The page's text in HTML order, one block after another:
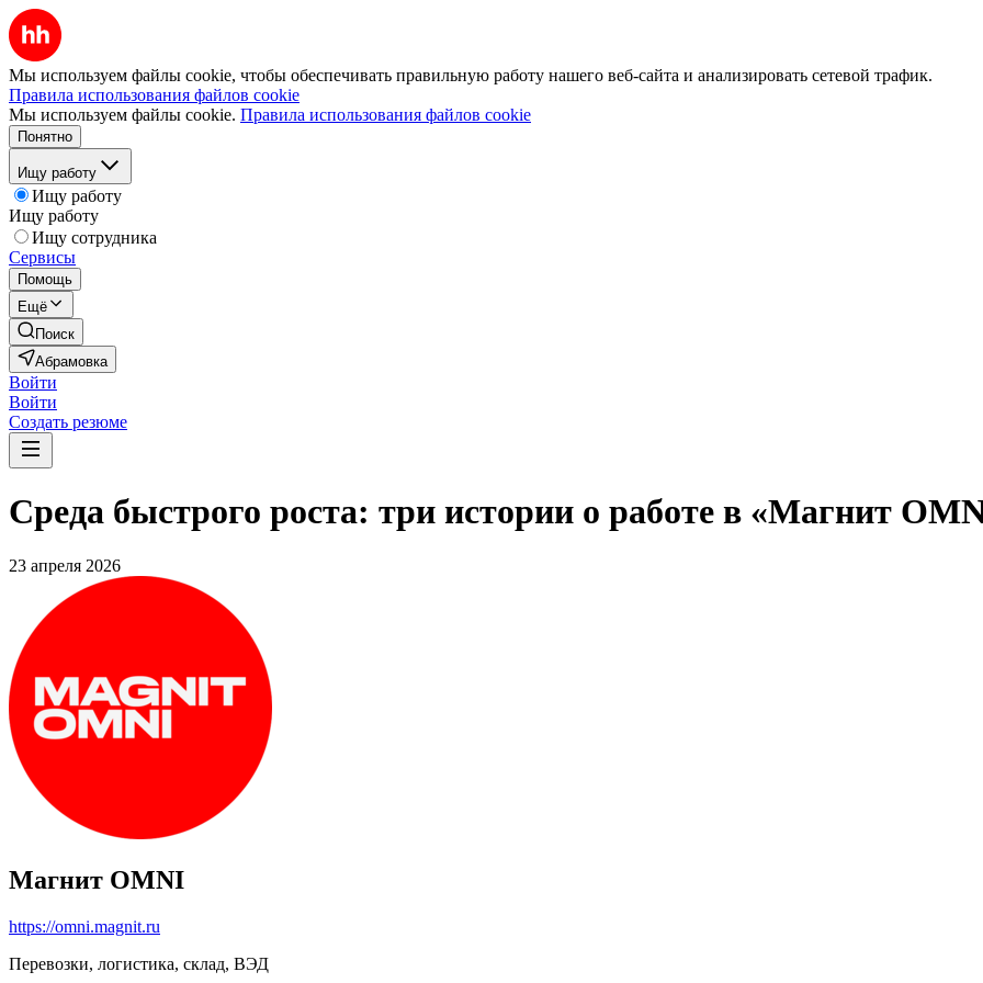
Мы используем файлы cookie, чтобы обеспечивать правильную работу нашего веб-сайта и анализировать сетевой трафик.
Правила использования файлов cookie
Мы используем файлы cookie. Правила использования файлов cookie
Понятно
Ищу работу
Ищу работу
Ищу работу
Ищу сотрудника
Сервисы
Помощь
Ещё
Поиск
Абрамовка
Войти
Войти
Создать резюме
Среда быстрого роста: три истории о работе в «Магнит
23 апреля 2026
Магнит OMNI
https://omni.magnit.ru
Перевозки, логистика, склад, ВЭД